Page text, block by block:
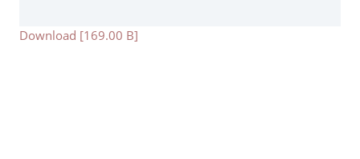
Download [169.00 B]